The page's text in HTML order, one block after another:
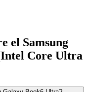
el Samsung
Core Ultra